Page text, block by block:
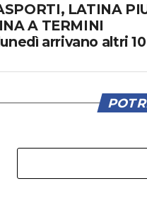
LATINA
A TERMINI
arrivano altri